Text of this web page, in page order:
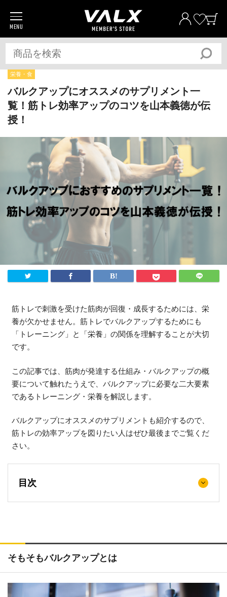
MENU
商品一覧
プロテイン
サプリメント
トレーニングギア/グッズ
アパレル
全ての商品
おトクおまとめ割
おトク定期便
ベストプライス宣言
筋トレ大学PRO
法人様向け
ふるさと納税
ANA
ふるさとチョイス
ふるなび
栄養・食
バルクアップにオススメのサプリメント一
覧！筋トレ効率アップのコツを山本義徳が伝
授！
筋トレで刺激を受けた筋肉が回復・成長するためには、栄
養が欠かせません。筋トレでバルクアップするためにも
「トレーニング」と「栄養」の関係を理解することが大切
です。
この記事では、筋肉が発達する仕組み・バルクアップの概
要について触れたうえで、バルクアップに必要な二大要素
であるトレーニング・栄養を解説します。
バルクアップにオススメのサプリメントも紹介するので、
筋トレの効率アップを図りたい人はぜひ最後までご覧くだ
さい。
目次
そもそもバルクアップとは